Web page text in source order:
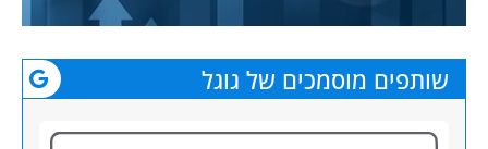
שותפים מוסמכים של גוגל